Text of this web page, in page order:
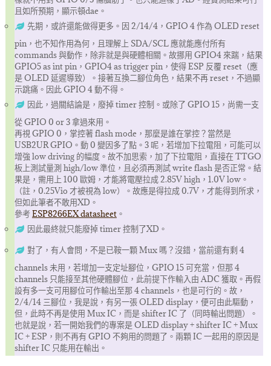
且如所預期，顯示頓dae。
先期，或許還能做得更多。因 2/14/4，GPIO 4 作為 OLED reset
pin，也不知作用為何，且理解上 SDA/SCL 應就能應付所有
commands 與動作，除非就是與硬體相關。故挪用 GPIO4 來踹，結果
GPIO5 as int pin，GPIO4 as trigger pin，使得 ESP 反覆 reset（應
是 OLED 延遲導致）。接著互換二腳位角色，結果不再 reset，不過顯
示跳痛。因此 GPIO 4 動不得。
因此，過關結論是，廢掉 timer 控制。或除了 GPIO 15，尚需一支
從 GPIO 0 or 3 拿過來用。
再視 GPIO 0，掌控著 flash mode，那麼是誰在掌控？當然是
USB2UR GPIO。動 0 變因多了點。3 呢，若增加下拉電阻，可能可以
增強 low driving 的幅度。故不加思索，加了下拉電阻，直接在 TTGO
板上測試量測 high/low 準位，且必須再測試 write flash 是否正常。結
果是，需用上 100 歐姆，才能將電壓拉成 2.85V high，1.0V low。
（註，0.25Vio 才被視為 low）。故應是得拉成 0.7V，才能得到所求，
但如此筆者不敢用XD。
參考ESP8266EX datasheet。
因此最終就只能廢掉 timer 控制了XD。
對了，有人會問，不是已鞍一顆 Mux 嗎？沒錯，當前還有剩 4
channels 未用，若增加一支定址腳位，GPIO 15 可充當，但那 4
channels 只能接至其他硬體腳位，此前提下作輸入由 ADC 獲取。再假
設有多一支可用腳位可作輸出至那 4 channels，也是可行的。故，
2/4/14 三腳位，我是說，有另一張 OLED display，便可由此驅動，
但，此時不再是使用 Mux IC，而是 shifter IC 了（同時輸出問題）。
也就是說，若一開始我們的專案是 OLED display + shifter IC + Mux
IC + ESP，則不再有 GPIO 不夠用的問題了。兩顆 IC 一起用的原因是
shifter IC 只能用在輸出。